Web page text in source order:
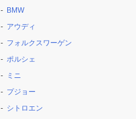
BMW
アウディ
フォルクスワーゲン
ポルシェ
ミニ
プジョー
シトロエン